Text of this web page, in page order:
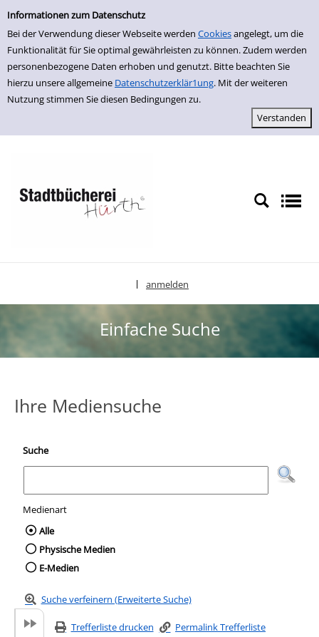
Einfache Suche
Informationen zum Datenschutz
Bei der Verwendung dieser Webseite werden Cookiesangelegt, um die
Funktionalität für Sie optimal gewährleisten zu können. Zudem werden
personenbezogene Daten erhoben und genutzt. Bitte beachten Sie
hierzu unsere allgemeine Datenschutzerklär1ung. Mit der weiteren
Nutzung stimmen Sie diesen Bedingungen zu.
zur Navigation springen
zum Inhalt springen
Zu den Suchfiltern springen
Zur Trefferliste springen
anmelden
Einfache Suche
Ihre Mediensuche
Suche
Medienart
Wählen Sie die Medienart nach der Sie
Alle
Physische Medien
E-Medien
Suche verfeinern (Erweiterte Suche)
Trefferliste drucken
Permalink Trefferliste